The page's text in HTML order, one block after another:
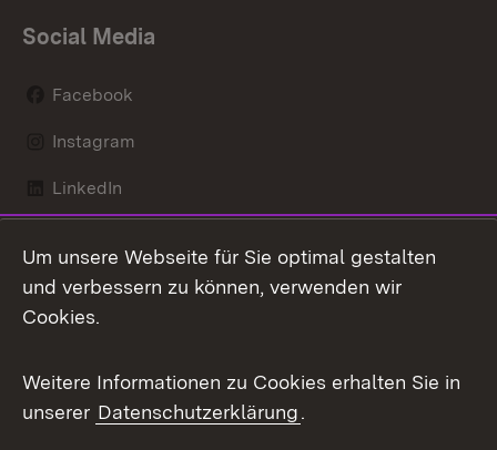
Social Media
Facebook
Instagram
LinkedIn
X / Twitter
Youtube
Kontakt
Datenschutz
Um unsere Webseite für Sie optimal gestalten
und verbessern zu können, verwenden wir
Cookies.
Weitere Informationen zu Cookies erhalten Sie in
unserer Datenschutzerklärung.